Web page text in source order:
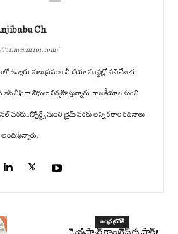
Ch
crimemirror.com/
పలు ప్రముఖ మీడియా సంస్థల్లో పని చేశారు.
ఇన్ చీఫ్ గా విధులు నిర్వహిస్తున్నారు. రాజకీయాల నుంచి
వరకు.. స్పోర్ట్స్ నుంచి క్రైమ్ వరకు అన్ని రకాల కథనాలు
అందిస్తున్నారు.
ఆంధ్ర ప్రదేశ్